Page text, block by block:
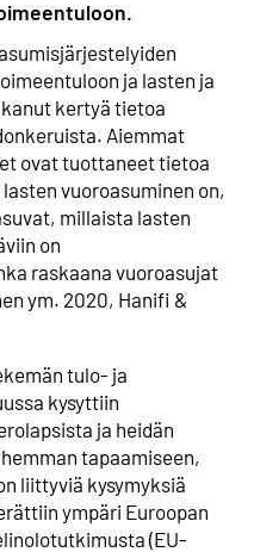
ja lasten ja
kertyä tietoa
Aiemmat
ovat tuottaneet tietoa
vuoroasuminen on,
millaista lasten
on
raskaana vuoroasujat
ym. 2020, Hanifi &
tulo- ja
kysyttiin
ja heidän
tapaamiseen,
liittyviä kysymyksiä
ympäri Euroopan
(EU-